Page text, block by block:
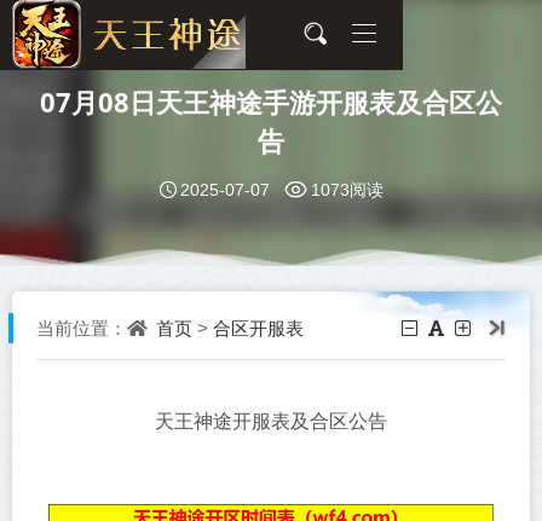
07月08日天王神途手游开服表及合区公
告
2025-07-07 1073阅读
当前位置： 首页 > 合区开服表
天王神途开服表及合区公告